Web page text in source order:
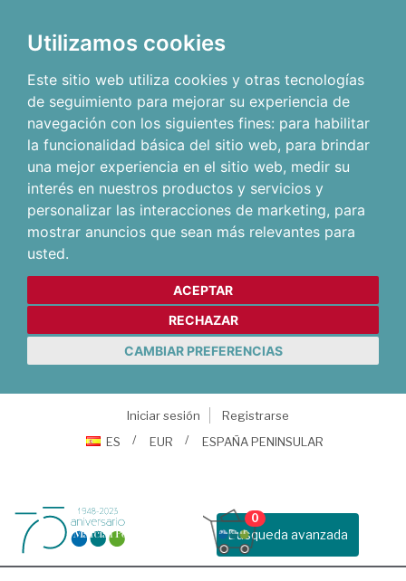
Utilizamos cookies
Este sitio web utiliza cookies y otras tecnologías
de seguimiento para mejorar su experiencia de
navegación con los siguientes fines: para habilitar
la funcionalidad básica del sitio web, para brindar
una mejor experiencia en el sitio web, medir su
interés en nuestros productos y servicios y
personalizar las interacciones de marketing, para
mostrar anuncios que sean más relevantes para
usted.
ACEPTAR
RECHAZAR
CAMBIAR PREFERENCIAS
Iniciar sesión
Registrarse
ES
EUR ESPAÑA PENINSULAR
Busqueda avanzada
0